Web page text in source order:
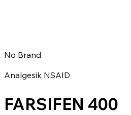
No Brand
Analgesik NSAID
FARSIFEN 400